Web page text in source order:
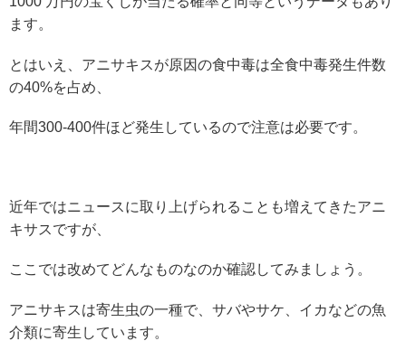
ます。
とはいえ、アニサキスが原因の食中毒は全食中毒発生件数
の40%を占め、
年間300-400件ほど発生しているので注意は必要です。
近年ではニュースに取り上げられることも増えてきたアニ
キサスですが、
ここでは改めてどんなものなのか確認してみましょう。
アニサキスは寄生虫の一種で、サバやサケ、イカなどの魚
介類に寄生しています。